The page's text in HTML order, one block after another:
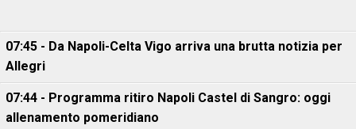
07:45 - Da Napoli-Celta Vigo arriva una brutta notizia per
Allegri
07:44 - Programma ritiro Napoli Castel di Sangro: oggi
allenamento pomeridiano